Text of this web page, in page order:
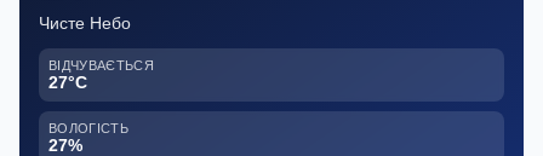
Чисте Небо
ВІДЧУВАЄТЬСЯ
27°C
ВОЛОГІСТЬ
27%